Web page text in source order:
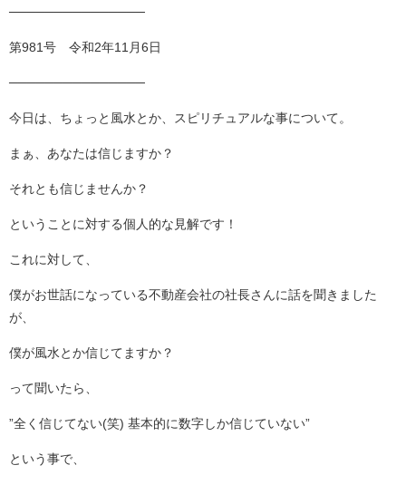
───────────────
第981号 令和2年11月6日
───────────────
今日は、ちょっと風水とか、スピリチュアルな事について。
まぁ、あなたは信じますか？
それとも信じませんか？
ということに対する個人的な見解です！
これに対して、
僕がお世話になっている不動産会社の社長さんに話を聞きました
が、
僕が風水とか信じてますか？
って聞いたら、
”全く信じてない(笑) 基本的に数字しか信じていない”
という事で、